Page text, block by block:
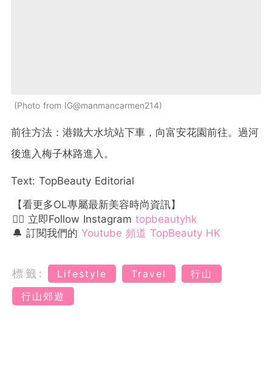
Photo from IG@manmancarmen214
前往方法：港鐵大水坑站下車，向富安花園前往。過河
後進入梅子林路進入。
Text: TopBeauty Editorial
【看更多OL專屬最新美容時尚資訊】
👉🏻 立即Follow Instagram topbeautyhk
🔔 訂閱我們的 Youtube 頻道 TopBeauty HK
標籤: Lifestyle Travel
行山
行山郊遊